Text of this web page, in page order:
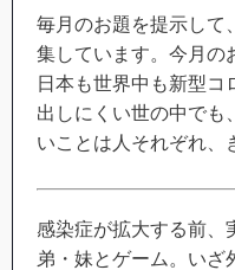
毎月のお題を提示して
集しています。今月の
日本も世界中も新型
出しにくい世の中でも
いことは人それぞれ、
感染症が拡大する前、
弟・妹とゲーム。いざ